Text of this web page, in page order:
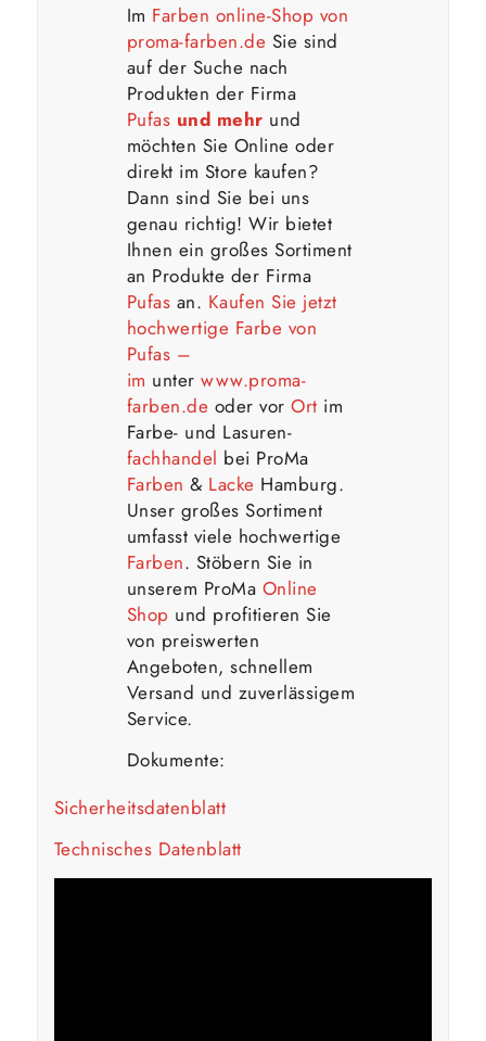
Im Farben online-Shop von
proma-farben.de Sie sind
auf der Suche nach
Produkten der Firma
Pufas und mehr und
möchten Sie Online oder
direkt im Store kaufen?
Dann sind Sie bei uns
genau richtig! Wir bietet
Ihnen ein großes Sortiment
an Produkte der Firma
Pufas an. Kaufen Sie jetzt
hochwertige Farbe von
Pufas –
im unterwww.proma-
farben.de oder vorOrt im
Farbe- und Lasuren-
fachhandel bei ProMa
Farben & Lacke Hamburg.
Unser großes Sortiment
umfasst viele hochwertige
Farben. Stöbern Sie in
unserem ProMa Online
Shop und profitieren Sie
von preiswerten
Angeboten, schnellem
Versand und zuverlässigem
Service.
Dokumente:
Sicherheitsdatenblatt
Technisches Datenblatt